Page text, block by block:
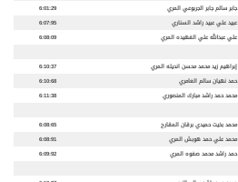
جابر سالم جابر الجربوعي المري
6:01:29
عبيد علي عبيد راشد السناري
6:07:95
علي عبدالله علي الفهيده المري 6:08:09
إبراهيم زيد محمد محسن انديله المري
6:10:37
حمد نهيان سالم العامري
6:10:68
محمد حمد راشد مبارك المنصوري 6:11:38
محمد بخيت حميدي برقان المقارح
6:08:65
محمد علي حمد هوبش المري
6:08:91
حمد راشد محمد صفوه المري 6:09:92